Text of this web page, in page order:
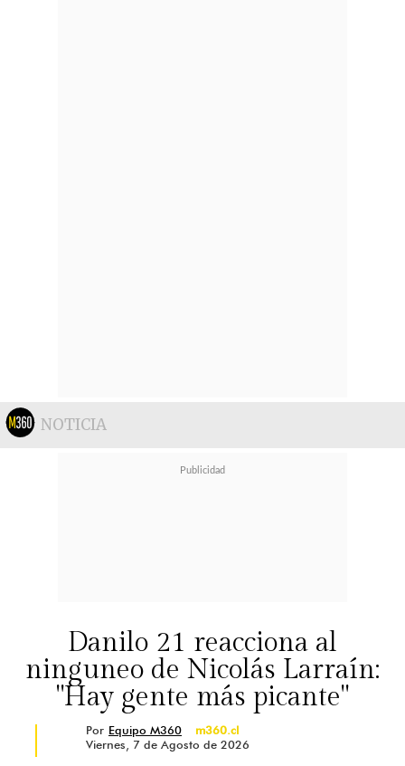
NOTICIA
Danilo 21 reacciona al
ninguneo de Nicolás Larraín:
"Hay gente más picante"
Por Equipo M360
m360.cl
Viernes, 7 de Agosto de 2026